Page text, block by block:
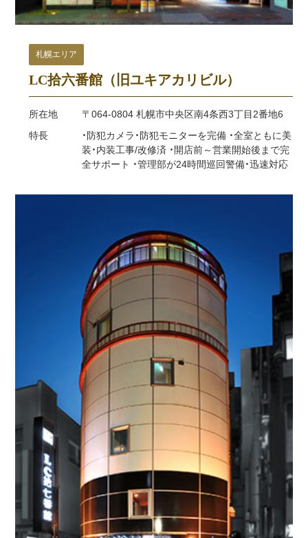
札幌エリア
LC拾六番館（旧ユキアカリビル）
所在地 〒064-0804 札幌市中央区南4条西3丁目2番地6
特長
・防犯カメラ・防犯モニターを完備 ・全室ともに美
装・内装工事/改修済 ・開店前～営業開始後まで完
全サポート ・管理部が24時間巡回警備・迅速対応